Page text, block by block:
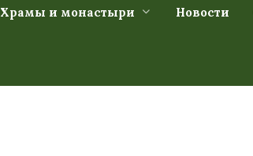
Храмы и монастыри Новости